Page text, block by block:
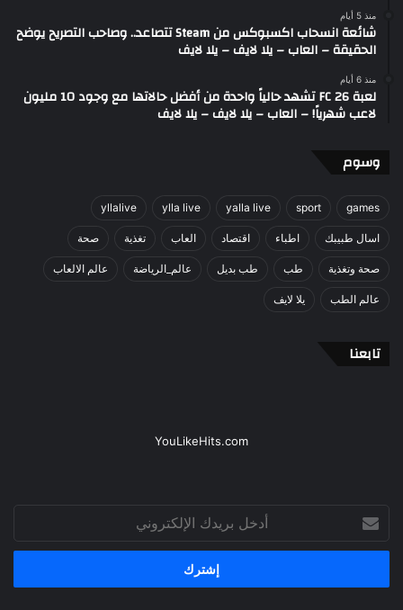
منذ 5 أيام
شائعة انسحاب اكسبوكس من Steam تتصاعد.. وصاحب التصريح يوضح
الحقيقة – العاب – يلا لايف – يلا لايف
منذ 6 أيام
لعبة FC 26 تشهد حالياً واحدة من أفضل حالاتها مع وجود 10 مليون
لاعب شهرياً! – العاب – يلا لايف – يلا لايف
وسوم
games
sport
yalla live
ylla live
yllalive
اسال طبيبك اطباء اقتصاد العاب تغذية صحة
صحة وتغذية طب طب بديل عالم_الرياضة عالم الالعاب
عالم الطب يلا لايف
تابعنا
YouLikeHits.com
بريدك
الإلكتروني